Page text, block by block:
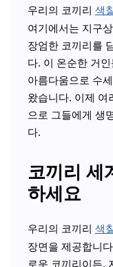
우리의 코끼리 색
여기에서는 지구
장엄한 코끼리를
다. 이 온순한 거
아름다움으로 수
왔습니다. 이제 여
으로 그들에게 생
다.
코끼리 세
하세요
우리의 코끼리 색
장면을 제공합니
로운 코끼리이든,